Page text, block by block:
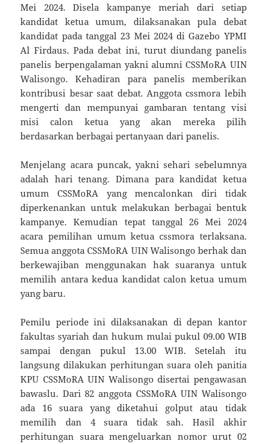
Mei 2024. Disela kampanye meriah dari setiap
kandidat ketua umum, dilaksanakan pula debat
kandidat pada tanggal 23 Mei 2024 di Gazebo YPMI
Al Firdaus. Pada debat ini, turut diundang panelis
panelis berpengalaman yakni alumni CSSMoRA UIN
Walisongo. Kehadiran para panelis memberikan
kontribusi besar saat debat. Anggota cssmora lebih
mengerti dan mempunyai gambaran tentang visi
misi calon ketua yang akan mereka pilih
berdasarkan berbagai pertanyaan dari panelis.
Menjelang acara puncak, yakni sehari sebelumnya
adalah hari tenang. Dimana para kandidat ketua
umum CSSMoRA yang mencalonkan diri tidak
diperkenankan untuk melakukan berbagai bentuk
kampanye. Kemudian tepat tanggal 26 Mei 2024
acara pemilihan umum ketua cssmora terlaksana.
Semua anggota CSSMoRA UIN Walisongo berhak dan
berkewajiban menggunakan hak suaranya untuk
memilih antara kedua kandidat calon ketua umum
yang baru.
Pemilu periode ini dilaksanakan di depan kantor
fakultas syariah dan hukum mulai pukul 09.00 WIB
sampai dengan pukul 13.00 WIB. Setelah itu
langsung dilakukan perhitungan suara oleh panitia
KPU CSSMoRA UIN Walisongo disertai pengawasan
bawaslu. Dari 82 anggota CSSMoRA UIN Walisongo
ada 16 suara yang diketahui golput atau tidak
memilih dan 4 suara tidak sah. Hasil akhir
perhitungan suara mengeluarkan nomor urut 02